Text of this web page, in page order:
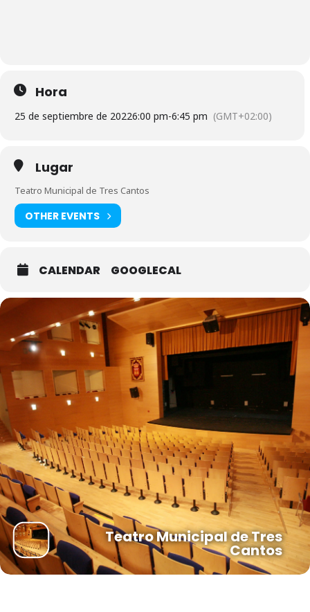
Hora
25 de septiembre de 20226:00 pm-6:45 pm (GMT+02:00)
Lugar
Teatro Municipal de Tres Cantos
OTHER EVENTS
CALENDAR GOOGLECAL
Teatro Municipal de Tres
Cantos